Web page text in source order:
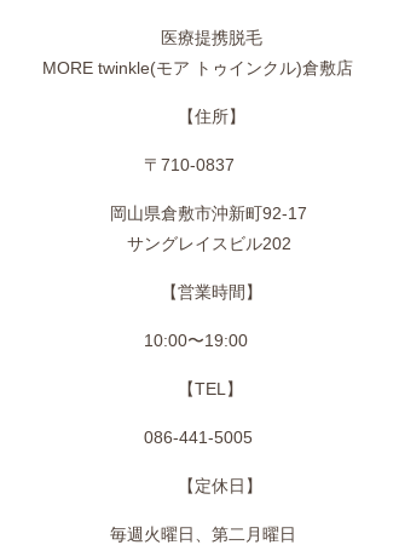
医療提携脱毛
MORE twinkle(モア トゥインクル)倉敷店
【住所】
〒710-0837
岡山県倉敷市沖新町92-17
サングレイスビル202
【営業時間】
10:00〜19:00
【TEL】
086-441-5005
【定休日】
毎週火曜日、第二月曜日